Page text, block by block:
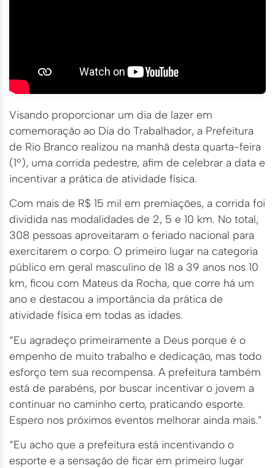
Visando proporcionar um dia de lazer em
comemoração ao Dia do Trabalhador, a Prefeitura
de Rio Branco realizou na manhã desta quarta-feira
(1º), uma corrida pedestre, afim de celebrar a data e
incentivar a prática de atividade física.
Com mais de R$ 15 mil em premiações, a corrida foi
dividida nas modalidades de 2, 5 e 10 km. No total,
308 pessoas aproveitaram o feriado nacional para
exercitarem o corpo. O primeiro lugar na categoria
público em geral masculino de 18 a 39 anos nos 10
km, ficou com Mateus da Rocha, que corre há um
ano e destacou a importância da prática de
atividade física em todas as idades.
“Eu agradeço primeiramente a Deus porque é o
empenho de muito trabalho e dedicação, mas todo
esforço tem sua recompensa. A prefeitura também
está de parabéns, por buscar incentivar o jovem a
continuar no caminho certo, praticando esporte.
Espero nos próximos eventos melhorar ainda mais.”
“Eu acho que a prefeitura está incentivando o
esporte e a sensação de ficar em primeiro lugar